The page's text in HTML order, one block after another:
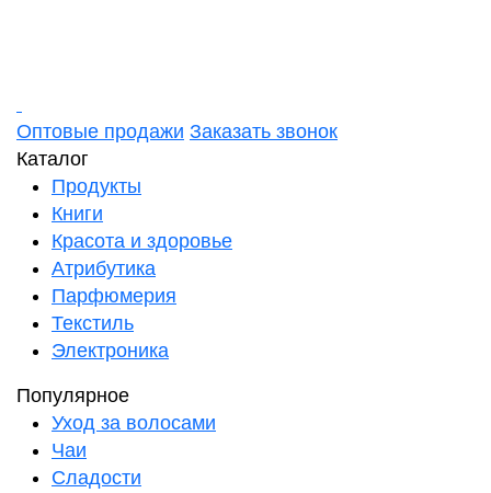
Оптовые продажи Заказать звонок
Каталог
Продукты
Книги
Красота и здоровье
Атрибутика
Парфюмерия
Текстиль
Электроника
Популярное
Уход за волосами
Чаи
Сладости